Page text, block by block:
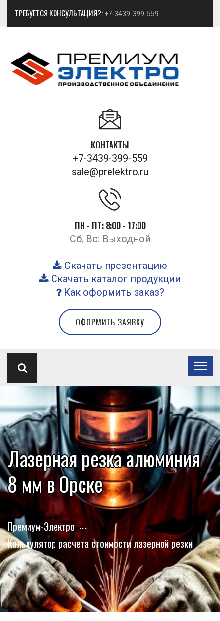
ТРЕБУЕТСЯ КОНСУЛЬТАЦИЯ?: +7-3439-399-559
КОНТАКТЫ
+7-3439-399-559
sale@prelektro.ru
ПН - ПТ: 8:00 - 17:00
Сб, Вс: Выходной
Скачать презентацию
Скачать каталог продукции
Как оформить заказ?
ОФОРМИТЬ ЗАЯВКУ
Лазерная резка алюминия
8 мм в Орске
Премиум-Электро
Калькулятор расчета стоимости лазерной резки